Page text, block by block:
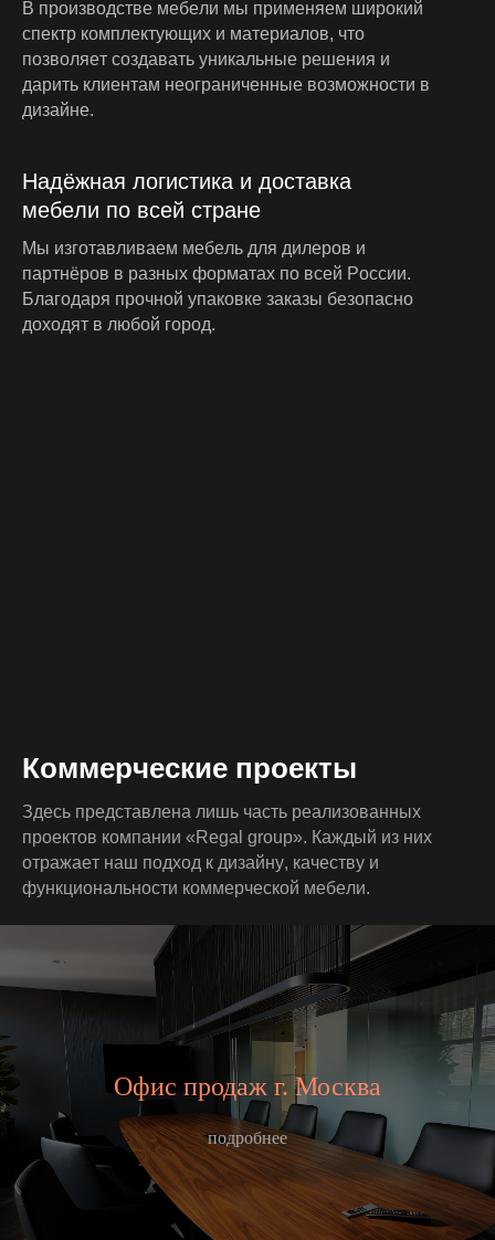
Мы изготавливаем мебель для дилеров и
партнёров в разных форматах по всей России.
Благодаря прочной упаковке заказы безопасно
доходят в любой город.
Надёжная логистика и доставка
мебели по всей стране
В производстве мебели мы применяем широкий
спектр комплектующих и материалов, что
позволяет создавать уникальные решения и
дарить клиентам неограниченные возможности в
дизайне.
Коммерческие проекты
Здесь представлена лишь часть реализованных
проектов компании «Rega group». Каждый из них
отражает наш подход к дизайну, качеству и
функциональности коммерческой мебели.
Офис продаж г. Москва
подробнее